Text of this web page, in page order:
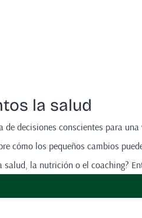
la salud
de decisiones conscientes para
cómo los pequeños cambios
salud, la nutrición o el coaching?